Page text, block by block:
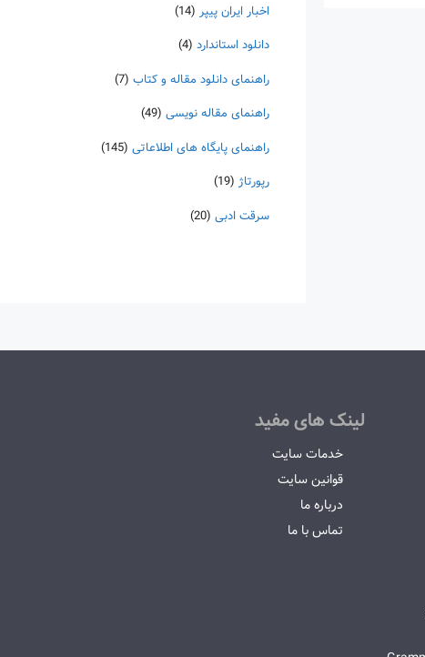
اخبار ایران پیپر (14)
دانلود استاندارد (4)
راهنمای دانلود مقاله و کتاب (7)
راهنمای مقاله نویسی (49)
راهنمای پایگاه های اطلاعاتی (145)
رپورتاژ (19)
سرقت ادبی (20)
لینک های مفید
خدمات سایت
قوانین سایت
درباره ما
تماس با ما